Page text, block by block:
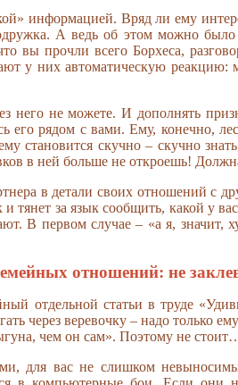
информацией. Вряд ли ему
А ведь об этом можно
вы прочли всего Борхеса,
у них автоматическую реакцию:
него не можете. И дополнять
его рядом с вами. Ему, конечно,
становится скучно – скучно
в ней больше не откроешь! Должна
в детали своих отношений с
тянет за язык сообщить, какой у
В первом случае – «а я,
отношений: не
отдельной статьи в труде
через веревочку – надо только
чем он сам». Поэтому не
для вас не слишком